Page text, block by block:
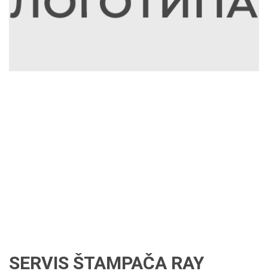
SERVIS ŠTAMPAČA RAY